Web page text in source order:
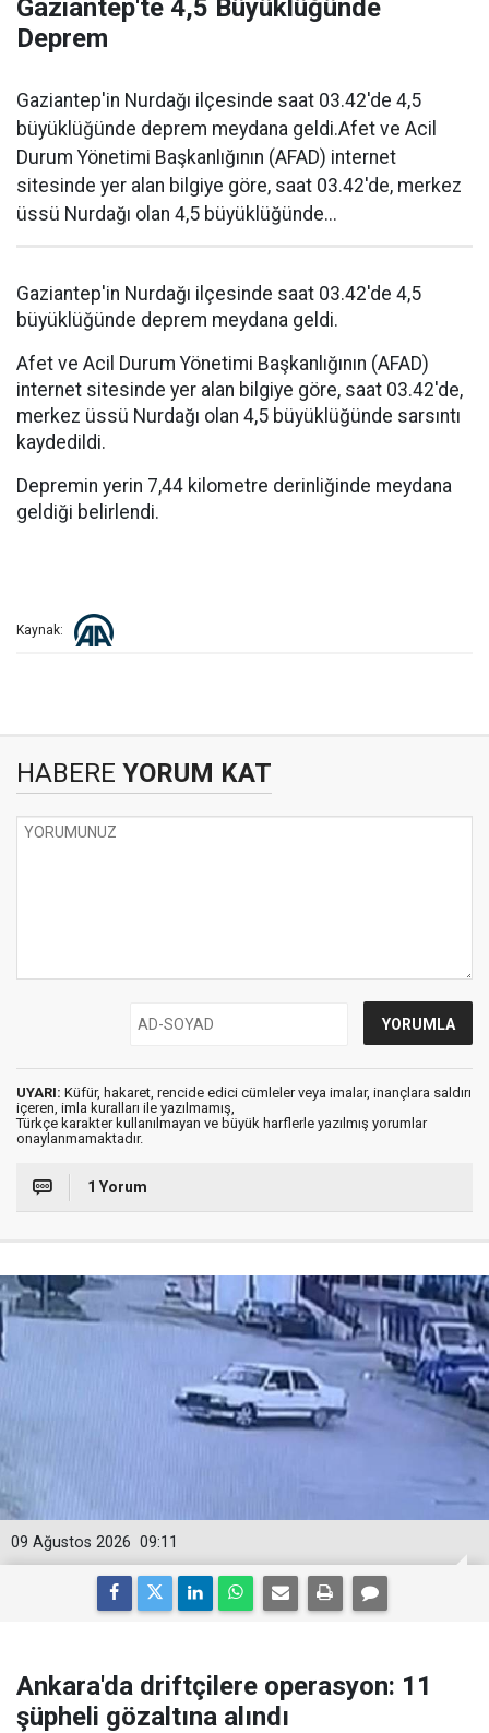
Gaziantep'te 4,5 Büyüklüğünde
Deprem
Gaziantep'in Nurdağı ilçesinde saat 03.42'de 4,5
büyüklüğünde deprem meydana geldi.Afet ve Acil
Durum Yönetimi Başkanlığının (AFAD) internet
sitesinde yer alan bilgiye göre, saat 03.42'de, merkez
üssü Nurdağı olan 4,5 büyüklüğünde...
Gaziantep'in Nurdağı ilçesinde saat 03.42'de 4,5
büyüklüğünde deprem meydana geldi.
Afet ve Acil Durum Yönetimi Başkanlığının (AFAD)
internet sitesinde yer alan bilgiye göre, saat 03.42'de,
merkez üssü Nurdağı olan 4,5 büyüklüğünde sarsıntı
kaydedildi.
Depremin yerin 7,44 kilometre derinliğinde meydana
geldiği belirlendi.
Kaynak:
HABERE YORUM KAT
UYARI: Küfür, hakaret, rencide edici cümleler veya imalar, inançlara saldırı
içeren, imla kuralları ile yazılmamış,
Türkçe karakter kullanılmayan ve büyük harflerle yazılmış yorumlar
onaylanmamaktadır.
1 Yorum
09:11
09 Ağustos 2026
Ankara'da driftçilere operasyon: 11
şüpheli gözaltına alındı